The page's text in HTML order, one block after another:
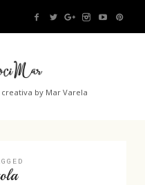
by Mar Varela